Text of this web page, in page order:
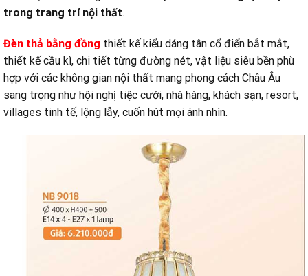
trong trang trí nội thất.
Đèn thả bằng đồng thiết kế kiểu dáng tân cổ điển bắt mắt,
thiết kế cầu kì, chi tiết từng đường nét, vật liệu siêu bền phù
hợp với các không gian nội thất mang phong cách Châu Âu
sang trọng như hội nghị tiệc cưới, nhà hàng, khách sạn, resort,
villages tinh tế, lộng lẫy, cuốn hút mọi ánh nhìn.